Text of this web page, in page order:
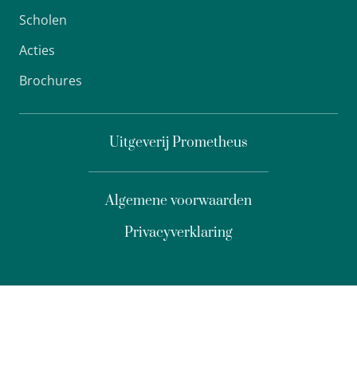
Scholen
Acties
Brochures
Uitgeverij Prometheus
Privacyverklaring
Algemene voorwaarden